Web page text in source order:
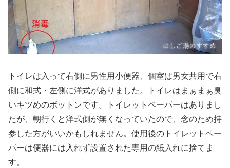
トイレは入って右側に男性用小便器、個室は男女共用で右
側に和式・左側に洋式がありました。トイレはまぁまぁ臭
いキツめのボットンです。トイレットペーパーはありまし
たが、朝行くと洋式側が無くなっていたので、念のため持
参した方がいいかもしれません。使用後のトイレットペー
パーは便器には入れず設置された専用の紙入れに捨てま
す。